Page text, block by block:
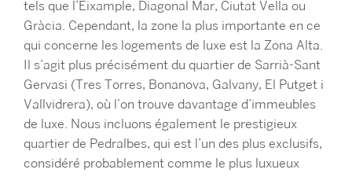
tels que l’Eixample, Diagonal Mar, Ciutat Vella ou
Gràcia. Cependant, la zone la plus importante en ce
qui concerne les logements de luxe est la Zona Alta.
Il s’agit plus précisément du quartier de Sarrià-Sant
Gervasi (Tres Torres, Bonanova, Galvany, El Putget i
Vallvidrera), où l’on trouve davantage d’immeubles
de luxe. Nous incluons également le prestigieux
quartier de Pedralbes, qui est l’un des plus exclusifs,
considéré probablement comme le plus luxueux